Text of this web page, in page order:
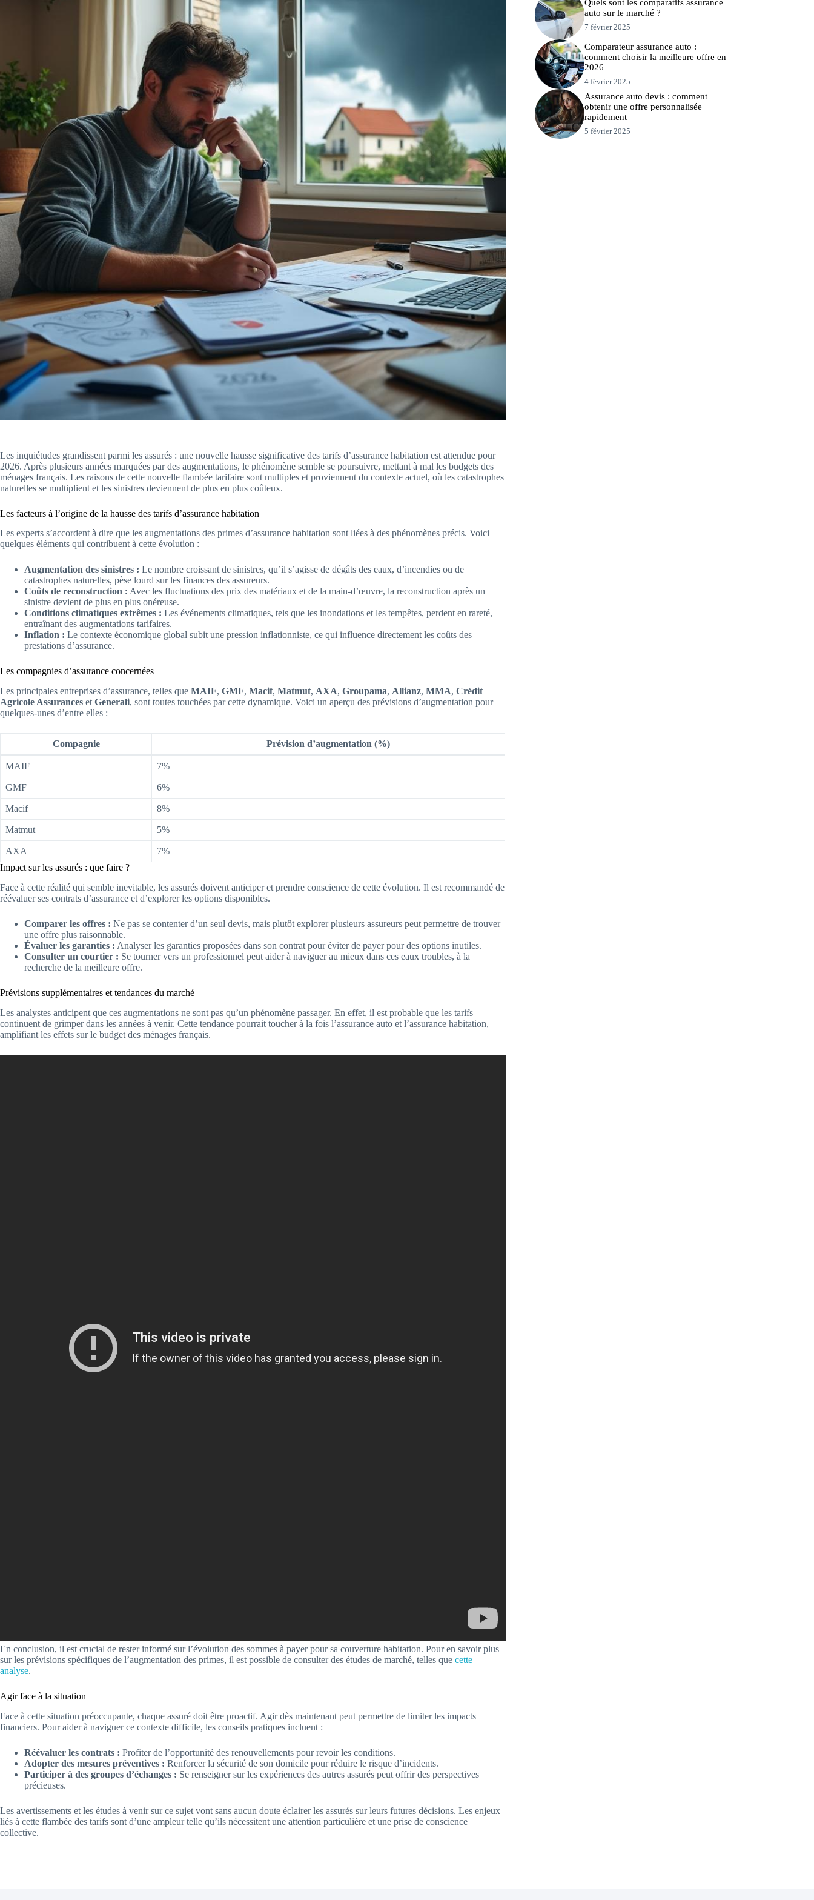
Les inquiétudes grandissent parmi les assurés : une nouvelle hausse significative des tarifs d’assurance habitation est attendue pour
2026. Après plusieurs années marquées par des augmentations, le phénomène semble se poursuivre, mettant à mal les budgets des
ménages français. Les raisons de cette nouvelle flambée tarifaire sont multiples et proviennent du contexte actuel, où les catastrophes
naturelles se multiplient et les sinistres deviennent de plus en plus coûteux.
Les facteurs à l’origine de la hausse des tarifs d’assurance habitation
Les experts s’accordent à dire que les augmentations des primes d’assurance habitation sont liées à des phénomènes précis. Voici
quelques éléments qui contribuent à cette évolution :
Augmentation des sinistres : Le nombre croissant de sinistres, qu’il s’agisse de dégâts des eaux, d’incendies ou de
catastrophes naturelles, pèse lourd sur les finances des assureurs.
Coûts de reconstruction : Avec les fluctuations des prix des matériaux et de la main-d’œuvre, la reconstruction après un
sinistre devient de plus en plus onéreuse.
Conditions climatiques extrêmes : Les événements climatiques, tels que les inondations et les tempêtes, perdent en rareté,
entraînant des augmentations tarifaires.
Inflation : Le contexte économique global subit une pression inflationniste, ce qui influence directement les coûts des
prestations d’assurance.
Les compagnies d’assurance concernées
Les principales entreprises d’assurance, telles que MAIF, GMF, Macif, Matmut, AXA, Groupama, Allianz, MMA, Crédit
Agricole Assurances et Generali, sont toutes touchées par cette dynamique. Voici un aperçu des prévisions d’augmentation pour
quelques-unes d’entre elles :
Compagnie Prévision d’augmentation (%)
MAIF 7%
GMF 6%
Macif 8%
Matmut 5%
AXA
7%
Impact sur les assurés : que faire ?
Face à cette réalité qui semble inevitable, les assurés doivent anticiper et prendre conscience de cette évolution. Il est recommandé de
réévaluer ses contrats d’assurance et d’explorer les options disponibles.
Comparer les offres : Ne pas se contenter d’un seul devis, mais plutôt explorer plusieurs assureurs peut permettre de trouver
une offre plus raisonnable.
Évaluer les garanties : Analyser les garanties proposées dans son contrat pour éviter de payer pour des options inutiles.
Consulter un courtier : Se tourner vers un professionnel peut aider à naviguer au mieux dans ces eaux troubles, à la
recherche de la meilleure offre.
Prévisions supplémentaires et tendances du marché
Les analystes anticipent que ces augmentations ne sont pas qu’un phénomène passager. En effet, il est probable que les tarifs
continuent de grimper dans les années à venir. Cette tendance pourrait toucher à la fois l’assurance auto et l’assurance habitation,
amplifiant les effets sur le budget des ménages français.
En conclusion, il est crucial de rester informé sur l’évolution des sommes à payer pour sa couverture habitation. Pour en savoir plus
sur les prévisions spécifiques de l’augmentation des primes, il est possible de consulter des études de marché, telles que cette
analyse.
Agir face à la situation
Face à cette situation préoccupante, chaque assuré doit être proactif. Agir dès maintenant peut permettre de limiter les impacts
financiers. Pour aider à naviguer ce contexte difficile, les conseils pratiques incluent :
Réévaluer les contrats : Profiter de l’opportunité des renouvellements pour revoir les conditions.
Adopter des mesures préventives : Renforcer la sécurité de son domicile pour réduire le risque d’incidents.
Participer à des groupes d’échanges : Se renseigner sur les expériences des autres assurés peut offrir des perspectives
précieuses.
Les avertissements et les études à venir sur ce sujet vont sans aucun doute éclairer les assurés sur leurs futures décisions. Les enjeux
liés à cette flambée des tarifs sont d’une ampleur telle qu’ils nécessitent une attention particulière et une prise de conscience
collective.
Quels sont les comparatifs assurance
auto sur le marché ?
7 février 2025
Comparateur assurance auto :
comment choisir la meilleure offre en
2026
4 février 2025
Assurance auto devis : comment
obtenir une offre personnalisée
rapidement
5 février 2025